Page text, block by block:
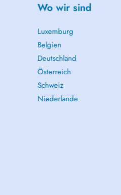
Wo wir sind
Luxemburg
Belgien
Deutschland
Österreich
Schweiz
Niederlande